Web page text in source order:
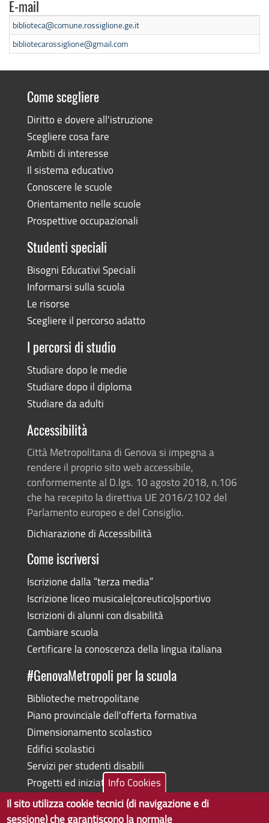
E-mail
biblioteca@comune.rossiglione.ge.it
bibliotecarossiglione@gmail.com
Come scegliere
Diritto e dovere all'istruzione
Scegliere cosa fare
Ambiti di interesse
Il sistema educativo
Conoscere le scuole
Orientamento nelle scuole
Prospettive occupazionali
Studenti speciali
Bisogni Educativi Speciali
Informarsi sulla scuola
Le risorse
Scegliere il percorso adatto
I percorsi di studio
Studiare dopo le medie
Studiare dopo il diploma
Studiare da adulti
Accessibilità
Città Metropolitana di Genova si impegna a
rendere il proprio sito web accessibile,
conformemente al D.lgs. 10 agosto 2018, n.106
che ha recepito la direttiva UE 2016/2102 del
Parlamento europeo e del Consiglio.
Dichiarazione di Accessibilità
Come iscriversi
Iscrizione dalla “terza media”
Iscrizione liceo musicale|coreutico|sportivo
Iscrizioni di alunni con disabilità
Cambiare scuola
Certificare la conoscenza della lingua italiana
#GenovaMetropoli per la scuola
Biblioteche metropolitane
Piano provinciale dell'offerta formativa
Dimensionamento scolastico
Edifici scolastici
Servizi per studenti disabili
Progetti ed iniziativeInfo Cookies
Il sito utilizza cookie tecnici (di navigazione e di
sessione) che garantiscono la normale